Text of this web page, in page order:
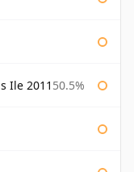
Ile 2011 50.5%